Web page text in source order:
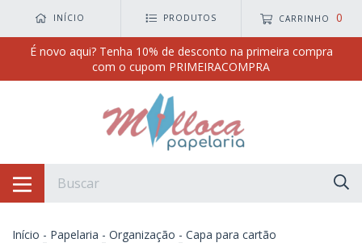
INÍCIO PRODUTOS CARRINHO 0
É novo aqui? Tenha 10% de desconto na primeira compra
com o cupom PRIMEIRACOMPRA
Início - Papelaria - Organização - Capa para cartão